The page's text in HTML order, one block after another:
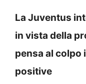
La Juventus
in vista della
pensa al colpo
positive